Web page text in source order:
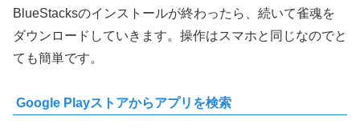
BlueStacksのインストールが終わったら、続いて雀魂を
ダウンロードしていきます。操作はスマホと同じなのでと
ても簡単です。
Google Playストアからアプリを検索